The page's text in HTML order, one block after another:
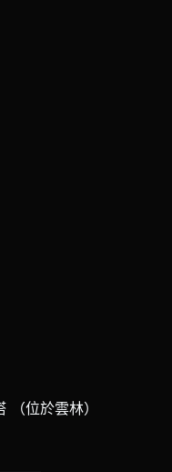
位於雲林）